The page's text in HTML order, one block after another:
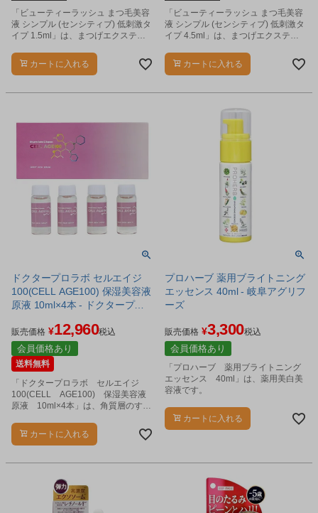
「ビューティーラッシュ まつ毛美容
液 シンプル (センシティブ) 低刺激タ
イプ 1.5ml」は、まつげエクステ
自まつ毛に導く「まつ毛美容液」で
す。
カートに入れる
「ビューティーラッシュ まつ毛美容
液 シンプル (センシティブ) 低刺激タ
イプ 4.5ml」は、まつげエクステ
自まつ毛に導く「まつ毛美容液」で
す。
カートに入れる
ドクタープロラボ セルエイジ
100(CELL AGE100) 保湿美容液
原液 10ml×4本 - ドクタープロ
販売価格 ¥12,960税込
会員価格あり
送料無料
「ドクタープロラボ セルエイジ
100(CELL AGE100) 保湿美容液
原液 10ml×4本」は、角質層のすみ
プラセンタエキス原液です。
カートに入れる
プロハーブ 薬用ブライトニング
エッセンス 40ml - 岐阜アグリフ
ーズ
販売価格 ¥3,300税込
会員価格あり
「プロハーブ 薬用ブライトニング
エッセンス 40ml」は、薬用美白美
容液です。
カートに入れる